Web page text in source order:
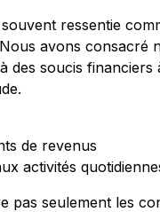
ressentie
avons consacré
des soucis
de revenus
activités
pas seulement les